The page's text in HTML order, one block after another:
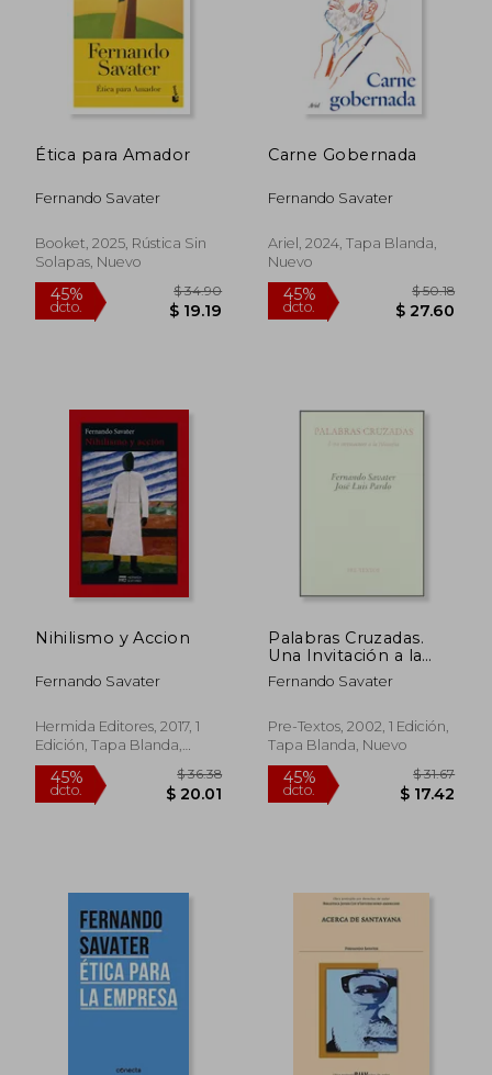
dcto. $ 24.71 dcto.
Ética para Amador
Fernando Savater
Booket, 2025, Rústica Sin
Solapas, Nuevo
45%
dcto. $ 19.19
Carne Gobernada
Fernando Savater
Ariel, 2024, Tapa Blanda,
Nuevo
45%
dcto. $
Nihilismo y Accion
Fernando Savater
Hermida Editores, 2017, 1
Edición, Tapa Blanda,
Nuevo
Palabras Cruzadas.
Una Invitación a la
Filosofía
Fernando Savater
Pre-Textos, 2002, 1 Edición,
Tapa Blanda, Nuevo